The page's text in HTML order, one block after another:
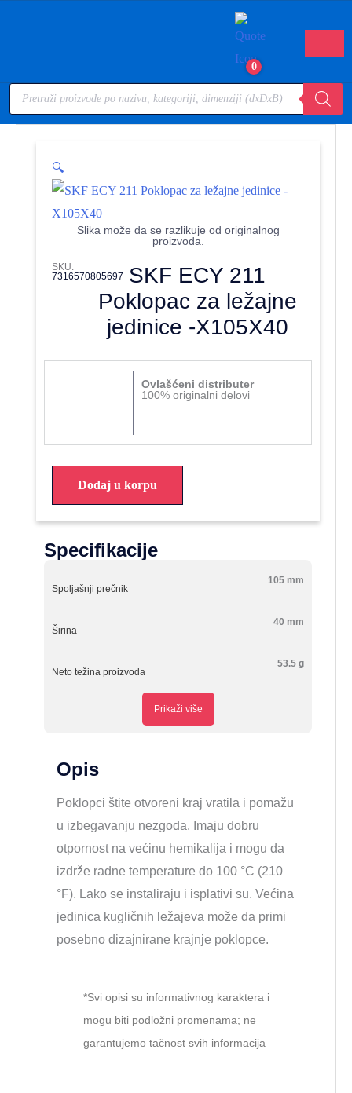
0
🔍
Slika može da se razlikuje od originalnog
proizvoda.
SKF ECY 211
Poklopac za ležajne
jedinice -X105X40
SKU:
7316570805697
Ovlašćeni distributer
100% originalni delovi
Dodaj u korpu
Specifikacije
Spoljašnji prečnik
105 mm
Širina
40 mm
Neto težina proizvoda
53.5 g
Prikaži više
Opis
Poklopci štite otvoreni kraj vratila i pomažu
u izbegavanju nezgoda. Imaju dobru
otpornost na većinu hemikalija i mogu da
izdrže radne temperature do 100 °C (210
°F). Lako se instaliraju i isplativi su. Većina
jedinica kugličnih ležajeva može da primi
posebno dizajnirane krajnje poklopce.
*Svi opisi su informativnog karaktera i
mogu biti podložni promenama; ne
garantujemo tačnost svih informacija